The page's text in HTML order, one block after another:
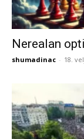
Nerealan
shumadinac - 18.